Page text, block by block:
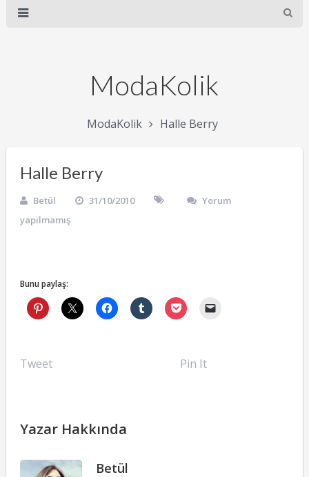
ModaKolik
ModaKolik Halle Berry
Halle Berry
Betül 31/10/2010
Yorum
yapılmamış
Bunu paylaş:
Tweet Pin It
Yazar Hakkında
Betül